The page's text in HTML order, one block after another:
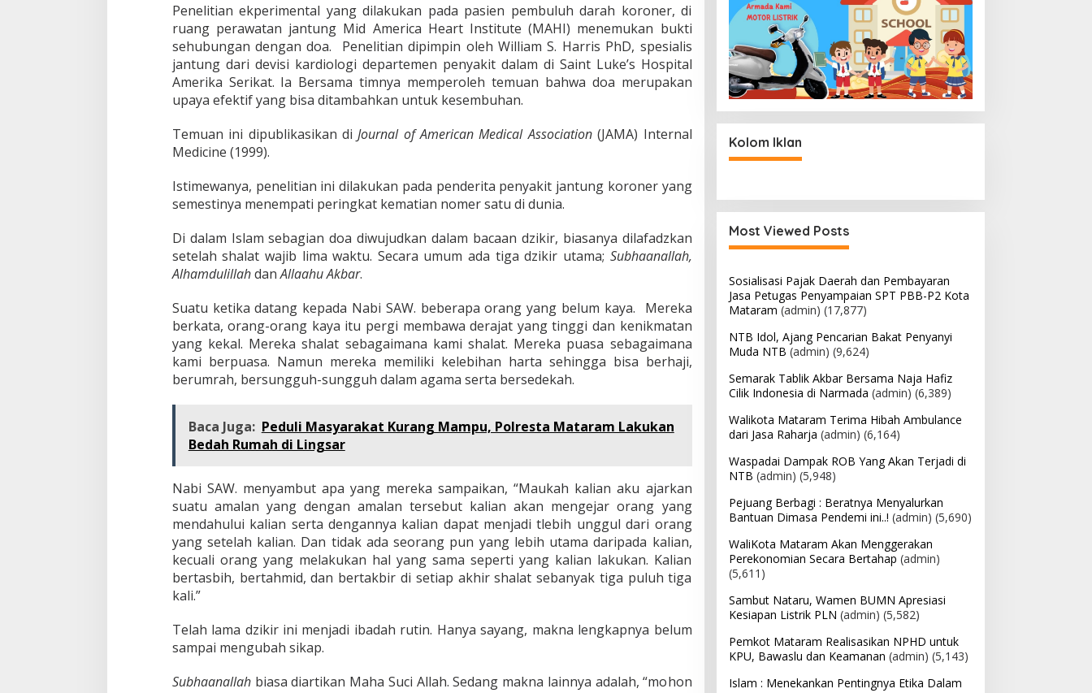
Penelitian ekperimental yang dilakukan pada pasien pembuluh darah koroner, di
ruang perawatan jantung Mid America Heart Institute (MAHI) menemukan bukti
sehubungan dengan doa. Penelitian dipimpin oleh William S. Harris PhD, spesialis
jantung dari devisi kardiologi departemen penyakit dalam di Saint Luke’s Hospital
Amerika Serikat. Ia Bersama timnya memperoleh temuan bahwa doa merupakan
upaya efektif yang bisa ditambahkan untuk kesembuhan.
Temuan ini dipublikasikan diJournal of American Medical Association(JAMA) Internal
Medicine (1999).
Istimewanya, penelitian ini dilakukan pada penderita penyakit jantung koroner yang
semestinya menempati peringkat kematian nomer satu di dunia.
Di dalam Islam sebagian doa diwujudkan dalam bacaan dzikir, biasanya dilafadzkan
setelah shalat wajib lima waktu. Secara umum ada tiga dzikir utama; Subhaanallah,
AlhamdulillahdanAllaahu Akbar.
Suatu ketika datang kepada Nabi SAW. beberapa orang yang belum kaya. Mereka
berkata, orang-orang kaya itu pergi membawa derajat yang tinggi dan kenikmatan
yang kekal. Mereka shalat sebagaimana kami shalat. Mereka puasa sebagaimana
kami berpuasa. Namun mereka memiliki kelebihan harta sehingga bisa berhaji,
berumrah, bersungguh-sungguh dalam agama serta bersedekah.
Baca Juga: Peduli Masyarakat Kurang Mampu, Polresta Mataram Lakukan
Bedah Rumah di Lingsar
Nabi SAW. menyambut apa yang mereka sampaikan, “Maukah kalian aku ajarkan
suatu amalan yang dengan amalan tersebut kalian akan mengejar orang yang
mendahului kalian serta dengannya kalian dapat menjadi tlebih unggul dari orang
yang setelah kalian. Dan tidak ada seorang pun yang lebih utama daripada kalian,
kecuali orang yang melakukan hal yang sama seperti yang kalian lakukan. Kalian
bertasbih, bertahmid, dan bertakbir di setiap akhir shalat sebanyak tiga puluh tiga
kali.”
Telah lama dzikir ini menjadi ibadah rutin. Hanya sayang, makna lengkapnya belum
sampai mengubah sikap.
Subhaanallahbiasa diartikan Maha Suci Allah. Sedang makna lainnya adalah, “mohon
Kolom Iklan
Most Viewed Posts
Sosialisasi Pajak Daerah dan Pembayaran
Jasa Petugas Penyampaian SPT PBB-P2 Kota
Mataram (admin) (17,877)
NTB Idol, Ajang Pencarian Bakat Penyanyi
Muda NTB (admin) (9,624)
Semarak Tablik Akbar Bersama Naja Hafiz
Cilik Indonesia di Narmada (admin) (6,389)
Walikota Mataram Terima Hibah Ambulance
dari Jasa Raharja (admin) (6,164)
Waspadai Dampak ROB Yang Akan Terjadi di
NTB (admin) (5,948)
Pejuang Berbagi : Beratnya Menyalurkan
Bantuan Dimasa Pendemi ini..! (admin) (5,690)
WaliKota Mataram Akan Menggerakan
Perekonomian Secara Bertahap (admin)
(5,611)
Sambut Nataru, Wamen BUMN Apresiasi
Kesiapan Listrik PLN (admin) (5,582)
Pemkot Mataram Realisasikan NPHD untuk
KPU, Bawaslu dan Keamanan (admin) (5,143)
Islam : Menekankan Pentingnya Etika Dalam